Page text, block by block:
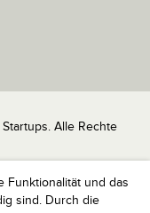
Funktionalität und das
sind. Durch die
Alle Rechte